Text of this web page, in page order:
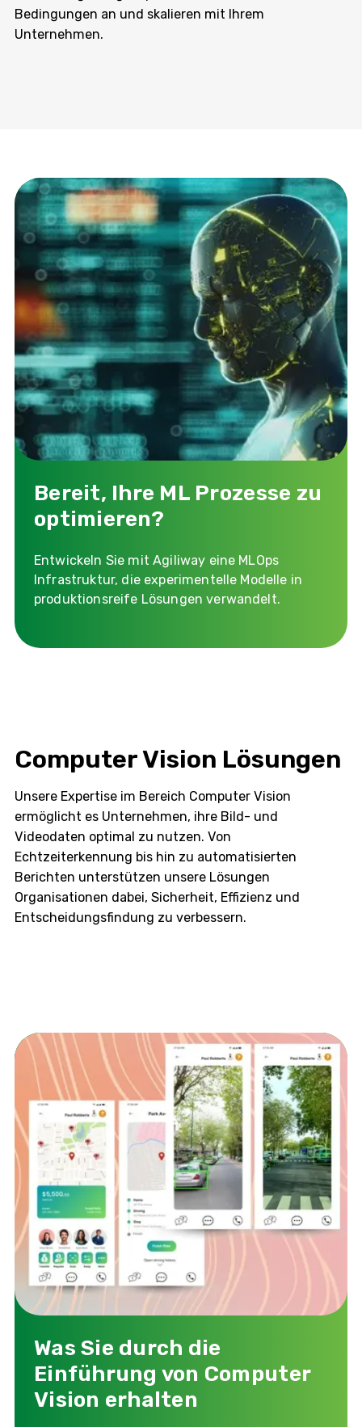
Bedingungen an und skalieren mit Ihrem
Unternehmen.
Bereit, Ihre ML Prozesse zu
optimieren?
Entwickeln Sie mit Agiliway eine MLOps
Infrastruktur, die experimentelle Modelle in
produktionsreife Lösungen verwandelt.
Computer Vision Lösungen
Unsere Expertise im Bereich Computer Vision
ermöglicht es Unternehmen, ihre Bild- und
Videodaten optimal zu nutzen. Von
Echtzeiterkennung bis hin zu automatisierten
Berichten unterstützen unsere Lösungen
Organisationen dabei, Sicherheit, Effizienz und
Entscheidungsfindung zu verbessern.
Was Sie durch die
Einführung von Computer
Vision erhalten